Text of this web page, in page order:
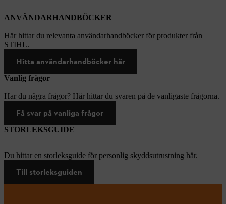
ANVÄNDARHANDBÖCKER
Här hittar du relevanta användarhandböcker för produkter från
STIHL.
Hitta användarhandböcker här
Vanlig frågor
Har du några frågor? Här hittar du svaren på de vanligaste frågorna.
Få svar på vanliga frågor
STORLEKSGUIDE
Du hittar en storleksguide för personlig skyddsutrustning här.
Till storleksguiden